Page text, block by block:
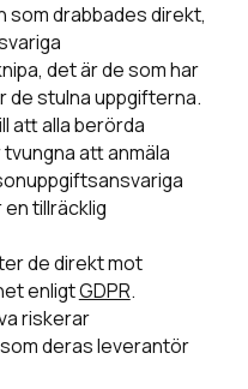
som drabbades direkt,
det är de som har
de stulna uppgifterna.
att alla berörda
att anmäla
tillräcklig
de direkt mot
enligtGDPR.
riskerar
deras leverantör